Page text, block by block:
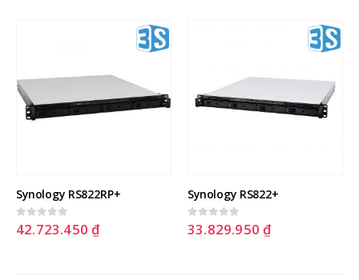
Synology RS822RP+
0out of 5
42.723.450₫
Synology RS822+
0out of 5
33.829.950₫